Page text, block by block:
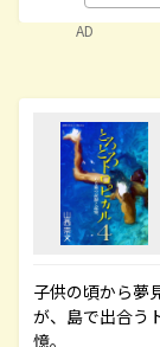
AD
子供の頃から夢
が、島で出合う
憶。